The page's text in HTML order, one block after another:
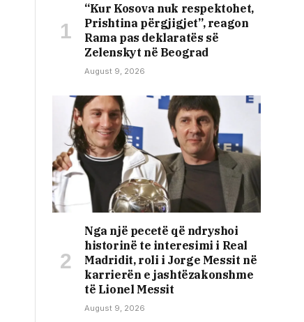
“Kur Kosova nuk respektohet,
Prishtina përgjigjet”, reagon
Rama pas deklaratës së
Zelenskyt në Beograd
August 9, 2026
Nga një pecetë që ndryshoi
historinë te interesimi i Real
Madridit, roli i Jorge Messit në
karrierën e jashtëzakonshme
të Lionel Messit
August 9, 2026